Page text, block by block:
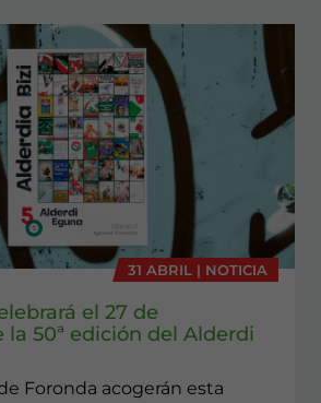
31 ABRIL | NOTICIA
el 27 de
50ª edición del Alderdi
Foronda acogerán esta